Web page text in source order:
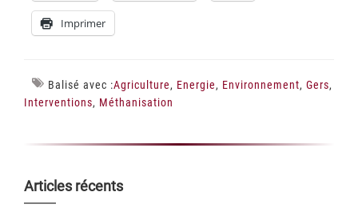
Imprimer
Balisé avec :Agriculture, Energie, Environnement, Gers,
Interventions, Méthanisation
Barre
Articles récents